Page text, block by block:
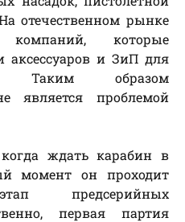
отечественном рынке
компаний, которые
аксессуаров и ЗиП для
Таким образом
является проблемой
ждать карабин в
момент он проходит
предсерийных
первая партия